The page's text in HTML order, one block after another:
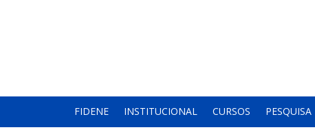
FIDENE INSTITUCIONAL CURSOS PESQUISA